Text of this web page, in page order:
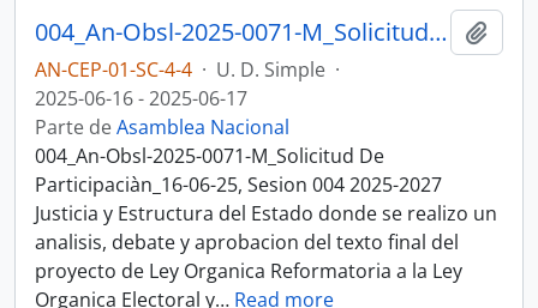
004_An-Obsl-2025-0071-M_Solicitud De Participaciàn_16-06-25, Sesion 004 Justicia y Estructura del Estado
AN-CEP-01-SC-4-4 · U. D. Simple ·
2025-06-16 - 2025-06-17
Parte deAsamblea Nacional
004_An-Obsl-2025-0071-M_Solicitud De
Participaciàn_16-06-25, Sesion 004 2025-2027
Justicia y Estructura del Estado donde se realizo un
analisis, debate y aprobacion del texto final del
proyecto de Ley Organica Reformatoria a la Ley
Organica Electoral y… Read more